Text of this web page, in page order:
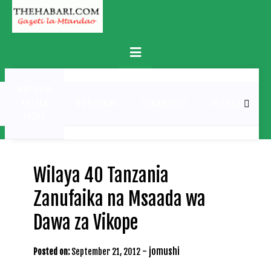
Skip
content
Primary
Menu
MICHEZO
Wilaya 40 Tanzania
Zanufaika na Msaada wa
Dawa za Vikope
Posted on: September 21, 2012 - jomushi